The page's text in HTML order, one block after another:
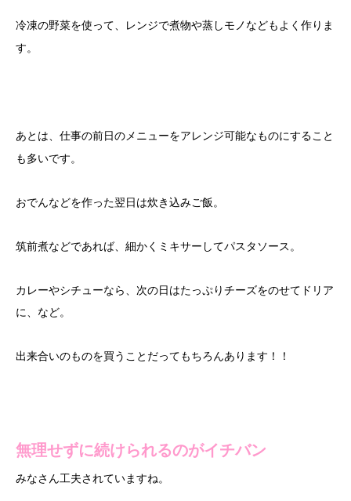
冷凍の野菜を使って、 レンジで煮物や蒸しモノ などもよく作りま
す。
あとは、仕事の前日のメニューをアレンジ可能なものにすること
も多いです。
おでんなどを作った翌日は炊き込みご飯。
筑前煮などであれば、細かくミキサーしてパスタソース。
カレーやシチューなら、次の日はたっぷりチーズをのせてドリア
に、など。
出来合いのものを買うことだってもちろんあります！！
無理せずに続けられるのがイチバン
みなさん工夫されていますね。